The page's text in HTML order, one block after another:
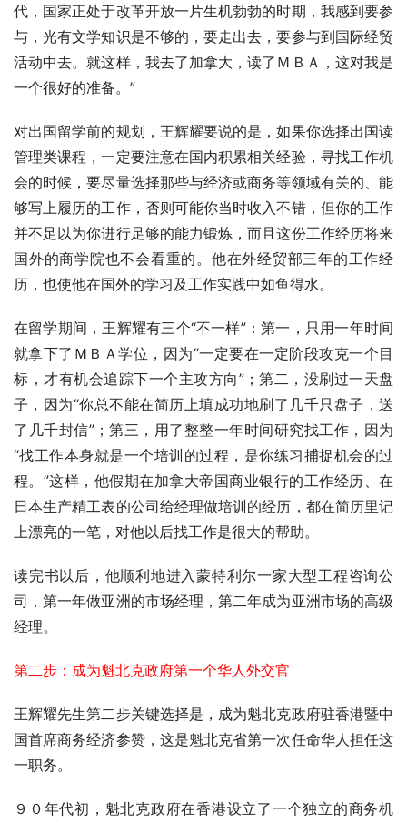
代，国家正处于改革开放一片生机勃勃的时期，我感到要参
与，光有文学知识是不够的，要走出去，要参与到国际经贸
活动中去。就这样，我去了加拿大，读了ＭＢＡ，这对我是
一个很好的准备。”
对出国留学前的规划，王辉耀要说的是，如果你选择出国读
管理类课程，一定要注意在国内积累相关经验，寻找工作机
会的时候，要尽量选择那些与经济或商务等领域有关的、能
够写上履历的工作，否则可能你当时收入不错，但你的工作
并不足以为你进行足够的能力锻炼，而且这份工作经历将来
国外的商学院也不会看重的。他在外经贸部三年的工作经
历，也使他在国外的学习及工作实践中如鱼得水。
在留学期间，王辉耀有三个“不一样”：第一，只用一年时间
就拿下了ＭＢＡ学位，因为“一定要在一定阶段攻克一个目
标，才有机会追踪下一个主攻方向”；第二，没刷过一天盘
子，因为“你总不能在简历上填成功地刷了几千只盘子，送
了几千封信”；第三，用了整整一年时间研究找工作，因为
“找工作本身就是一个培训的过程，是你练习捕捉机会的过
程。”这样，他假期在加拿大帝国商业银行的工作经历、在
日本生产精工表的公司给经理做培训的经历，都在简历里记
上漂亮的一笔，对他以后找工作是很大的帮助。
读完书以后，他顺利地进入蒙特利尔一家大型工程咨询公
司，第一年做亚洲的市场经理，第二年成为亚洲市场的高级
经理。
第二步：成为魁北克政府第一个华人外交官
王辉耀先生第二步关键选择是，成为魁北克政府驻香港暨中
国首席商务经济参赞，这是魁北克省第一次任命华人担任这
一职务。
９０年代初，魁北克政府在香港设立了一个独立的商务机